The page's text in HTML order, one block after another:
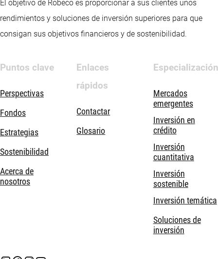
El objetivo de Robeco es proporcionar a sus clientes unos
rendimientos y soluciones de inversión superiores para que
consigan sus objetivos financieros y de sostenibilidad.
Puntos clave
Perspectivas
Fondos
Estrategias
Sostenibilidad
Acerca de
nosotros
Enlaces
rápidos
Contactar
Glosario
Especialización
Mercados
emergentes
Inversión en
crédito
Inversión
cuantitativa
Inversión
sostenible
Inversión temática
Soluciones de
inversión